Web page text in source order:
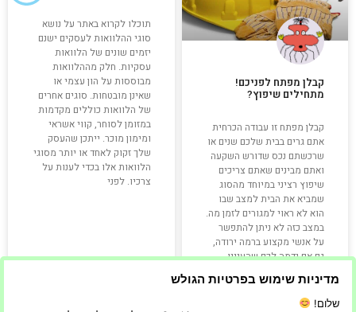
קבלן מפתח לפניכם!
מתחילים שיפוץ?
קבלן מפתח זו עבודה הכרחית
אתם גרים בבית שלכם שנים או
שרכשתם נכס שדורש השקעה
ואתם מבינים שאתם צריכים
שיפוץ רציני במיוחד מהסוג
שמביא את הבית למצב שבו
הוא לא ראוי למגורים לזמן מה.
במצב כזה לא ניתן להתפשר
על אנשי מקצוע ברמה ירודה,
גם אם נדמה לכם שהעניין
תוכלו לקרוא באתר על נושא
סוגי ההלוואות לעסקים ישנם
יזמים שונים של הלוואות
עסקיות. חלק מההלוואות
מבוססות על הון עצמי או
שאינן מובטחות. סוגים אחרים
של הלוואות כוללים מקדמות
במזומן לסוחר, קווי אשראי
ומימון מוכר. ייתכן שהעסק
שלך זקוק לאחד או יותר מסוגי
הלוואות אלו בכדי לענות על
צרכיו. לפני
מדיניות שימוש בפרטיות הגולש
שלום!